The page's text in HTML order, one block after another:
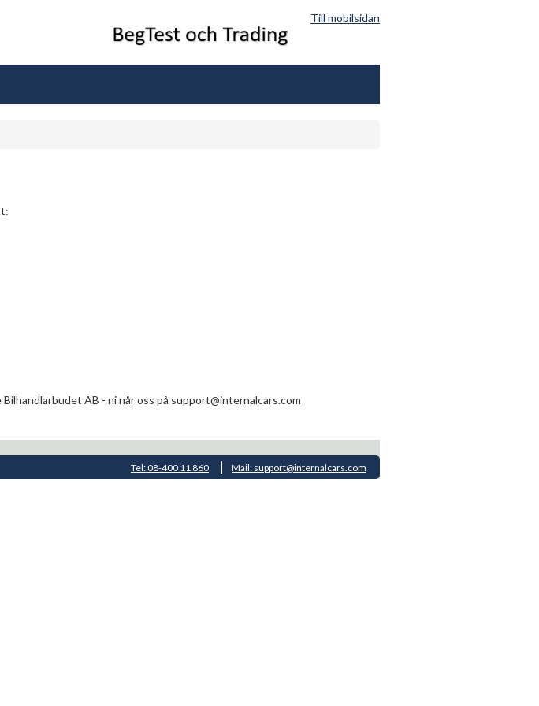
Till mobilsidan
AB - ni når oss på support@internalcars.com
Tel: 08-400 11 860 Mail: support@internalcars.com